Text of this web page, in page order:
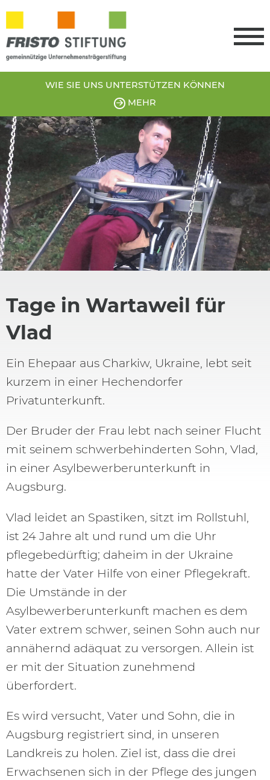
WIE SIE UNS UNTERSTÜTZEN KÖNNEN
MEHR
Tage in Wartaweil für
Vlad
Ein Ehepaar aus Charkiw, Ukraine, lebt seit
kurzem in einer Hechendorfer
Privatunterkunft.
Der Bruder der Frau lebt nach seiner Flucht
mit seinem schwerbehinderten Sohn, Vlad,
in einer Asylbewerberunterkunft in
Augsburg.
Vlad leidet an Spastiken, sitzt im Rollstuhl,
ist 24 Jahre alt und rund um die Uhr
pflegebedürftig; daheim in der Ukraine
hatte der Vater Hilfe von einer Pflegekraft.
Die Umstände in der
Asylbewerberunterkunft machen es dem
Vater extrem schwer, seinen Sohn auch nur
annähernd adäquat zu versorgen. Allein ist
er mit der Situation zunehmend
überfordert.
Es wird versucht, Vater und Sohn, die in
Augsburg registriert sind, in unseren
Landkreis zu holen. Ziel ist, dass die drei
Erwachsenen sich in der Pflege des jungen